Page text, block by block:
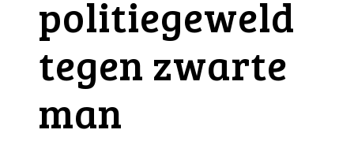
politiegeweld
tegen zwarte
man